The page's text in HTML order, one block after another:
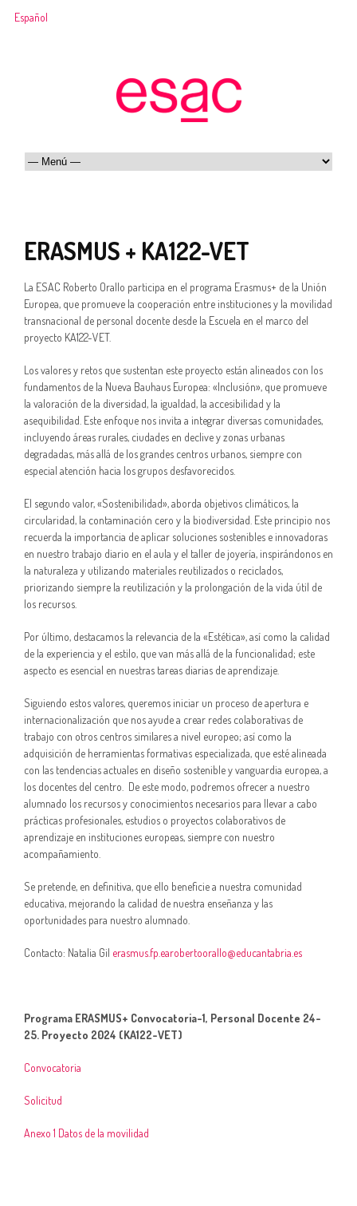
Español
ERASMUS + KA122-VET
La ESAC Roberto Orallo participa en el programa Erasmus+ de la Unión
Europea, que promueve la cooperación entre instituciones y la movilidad
transnacional de personal docente desde la Escuela en el marco del
proyecto KA122-VET.
Los valores y retos que sustentan este proyecto están alineados con los
fundamentos de la Nueva Bauhaus Europea: «Inclusión», que promueve
la valoración de la diversidad, la igualdad, la accesibilidad y la
asequibilidad. Este enfoque nos invita a integrar diversas comunidades,
incluyendo áreas rurales, ciudades en declive y zonas urbanas
degradadas, más allá de los grandes centros urbanos, siempre con
especial atención hacia los grupos desfavorecidos.
El segundo valor, «Sostenibilidad», aborda objetivos climáticos, la
circularidad, la contaminación cero y la biodiversidad. Este principio nos
recuerda la importancia de aplicar soluciones sostenibles e innovadoras
en nuestro trabajo diario en el aula y el taller de joyería, inspirándonos en
la naturaleza y utilizando materiales reutilizados o reciclados,
priorizando siempre la reutilización y la prolongación de la vida útil de
los recursos.
Por último, destacamos la relevancia de la «Estética», así como la calidad
de la experiencia y el estilo, que van más allá de la funcionalidad; este
aspecto es esencial en nuestras tareas diarias de aprendizaje.
Siguiendo estos valores, queremos iniciar un proceso de apertura e
internacionalización que nos ayude a crear redes colaborativas de
trabajo con otros centros similares a nivel europeo; así como la
adquisición de herramientas formativas especializada, que esté alineada
con las tendencias actuales en diseño sostenible y vanguardia europea, a
los docentes del centro. De este modo, podremos ofrecer a nuestro
alumnado los recursos y conocimientos necesarios para llevar a cabo
prácticas profesionales, estudios o proyectos colaborativos de
aprendizaje en instituciones europeas, siempre con nuestro
acompañamiento.
Se pretende, en definitiva, que ello beneficie a nuestra comunidad
educativa, mejorando la calidad de nuestra enseñanza y las
oportunidades para nuestro alumnado.
Contacto: Natalia Gil erasmus.fp.earobertoorallo@educantabria.es
Programa ERASMUS+ Convocatoria-1, Personal Docente 24-
25. Proyecto 2024 (KA122-VET)
Convocatoria
Solicitud
Anexo 1 Datos de la movilidad